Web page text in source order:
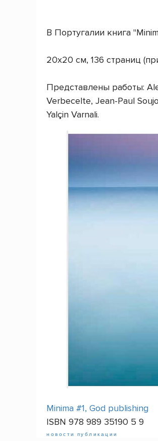
В Португалии книга
20х20 см, 136 страниц
Представлены работы:
Verbecelte, Jean-Paul
Yalçin Varnali.
Minima #1, God publishing
ISBN 978 989 35190 5 9
новости публикации